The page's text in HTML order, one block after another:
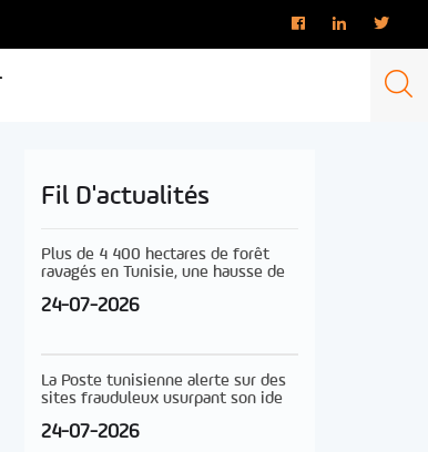
Fil D'actualités
Plus de 4 400 hectares de forêt
ravagés en Tunisie, une hausse de
24-07-2026
La Poste tunisienne alerte sur des
sites frauduleux usurpant son ide
24-07-2026